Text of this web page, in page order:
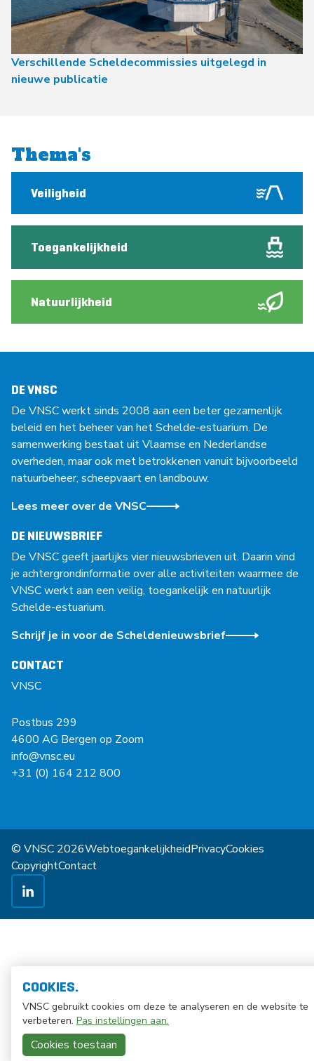
Verschillende Scheldecommissies uitgelegd in
nieuwe publicatie
Thema's
Veiligheid
Toegankelijkheid
Natuurlijkheid
DE VNSC
De VNSC werkt sinds 2008 aan een beter gezamenlijk
beleid en het beheer van het Schelde-estuarium. De
samenwerking bestaat uit Vlaamse en Nederlandse
overheden, maar ook met betrokkenen vanuit bijvoorbeeld
natuurbeheer, scheepvaart en landbouw.
Lees meer over de VNSC
DE NIEUWSBRIEF
De VNSC geeft jaarlijks vier nieuwsbrieven uit. Daarin vind
je achtergrondinformatie over alle activiteiten waarmee de
VNSC werkt aan een veilig, toegankelijk en natuurlijk
Schelde-estuarium.
Schrijf je in voor de Scheldenieuwsbrief
CONTACT
VNSC
Postbus 299
4600 AG Bergen op Zoom
info@vnsc.eu
+31 (0) 164 212 800
© VNSC 2026WebtoegankelijkheidPrivacyCookies
CopyrightContact
COOKIES.
VNSC gebruikt cookies om deze te analyseren en de website te
verbeteren. Pas instellingen aan.
Cookies toestaan